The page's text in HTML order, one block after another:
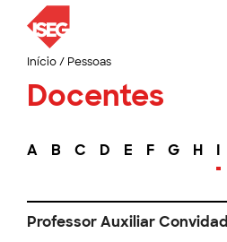
Início/ Pessoas
Docentes
A B C D E F G H I
Professor Auxiliar